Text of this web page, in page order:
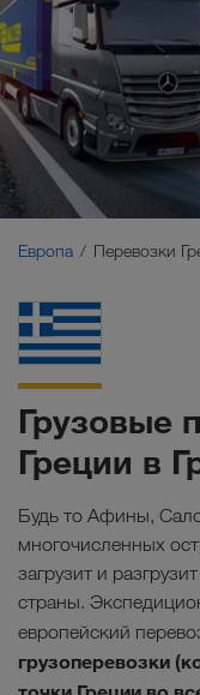
Центральная Азия
Россия
Ближний Восток
Европа Перевозки
Грузовые
Греции в
Будь то Афины,
многочисленных
загрузит и
страны.
европейский
грузоперевозки